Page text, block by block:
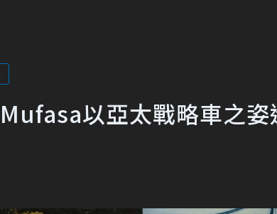
以亞太戰略車之姿